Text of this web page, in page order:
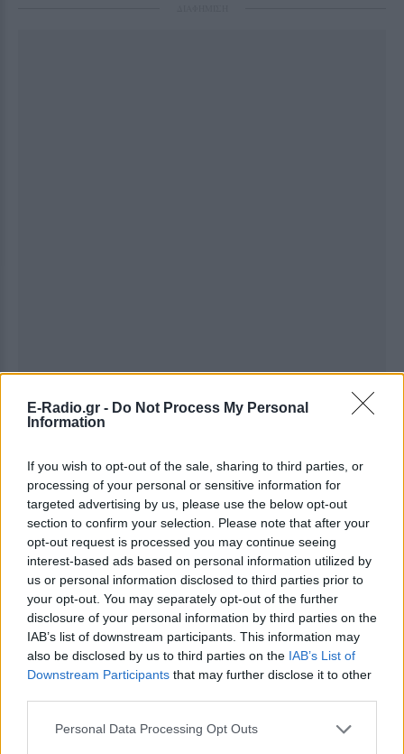
E-Radio.gr - Do Not Process My Personal
Information
If you wish to opt-out of the sale, sharing to third parties, or
processing of your personal or sensitive information for
targeted advertising by us, please use the below opt-out
section to confirm your selection. Please note that after your
opt-out request is processed you may continue seeing
interest-based ads based on personal information utilized by
us or personal information disclosed to third parties prior to
your opt-out. You may separately opt-out of the further
disclosure of your personal information by third parties on the
IAB’s list of downstream participants. This information may
also be disclosed by us to third parties on the IAB’s List of
Downstream Participants that may further disclose it to other
Personal Data Processing Opt Outs
Ακολουθήστε το E-Radio.gr στο
Για ακόμη περισσότερανέα, μπείτε στην ροή
ειδήσεωντου E-Daily.gr
Ακολουθήστε το E-Radio.gr και στο Instagram
ΔΙΑΦΗΜΙΣΗ